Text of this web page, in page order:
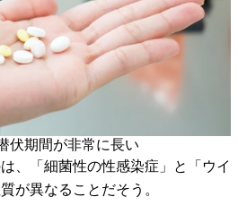
伏期間が非常に長い
、「細菌性の性感染症」と「ウイ
が異なることだそう。